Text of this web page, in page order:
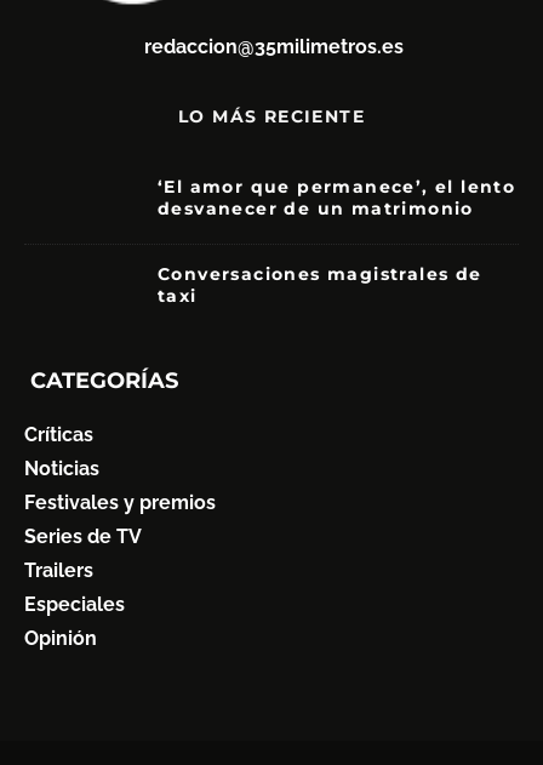
redaccion@35milimetros.es
LO MÁS RECIENTE
‘El amor que permanece’, el lento
desvanecer de un matrimonio
Conversaciones magistrales de
taxi
CATEGORÍAS
Críticas
Noticias
Festivales y premios
Series de TV
Trailers
Especiales
Opinión